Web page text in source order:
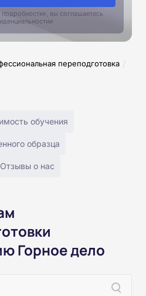
вы соглашаетесь
переподготовка /
обучения
образца
Отзывы о нас
Горное дело